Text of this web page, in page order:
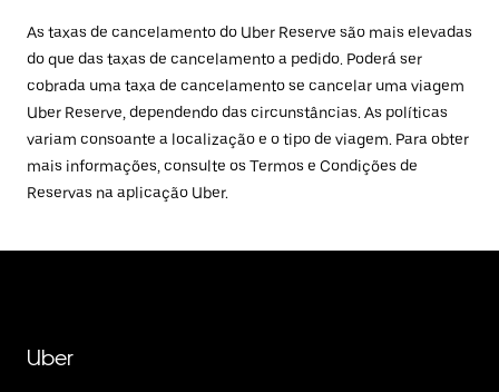
As taxas de cancelamento do Uber Reserve são mais elevadas
do que das taxas de cancelamento a pedido. Poderá ser
cobrada uma taxa de cancelamento se cancelar uma viagem
Uber Reserve, dependendo das circunstâncias. As políticas
variam consoante a localização e o tipo de viagem. Para obter
mais informações, consulte os Termos e Condições de
Reservas na aplicação Uber.
Uber